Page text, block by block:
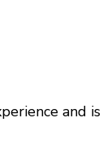
and is